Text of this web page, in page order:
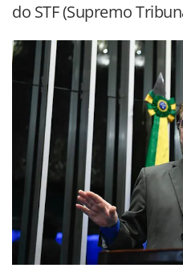
do STF (Supremo